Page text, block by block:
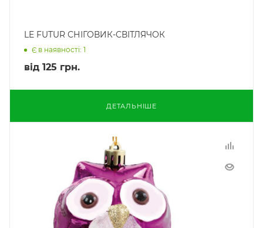
LE FUTUR СНІГОВИК-СВІТЛЯЧОК
Є в наявності: 1
від 125 грн.
ДЕТАЛЬНІШЕ